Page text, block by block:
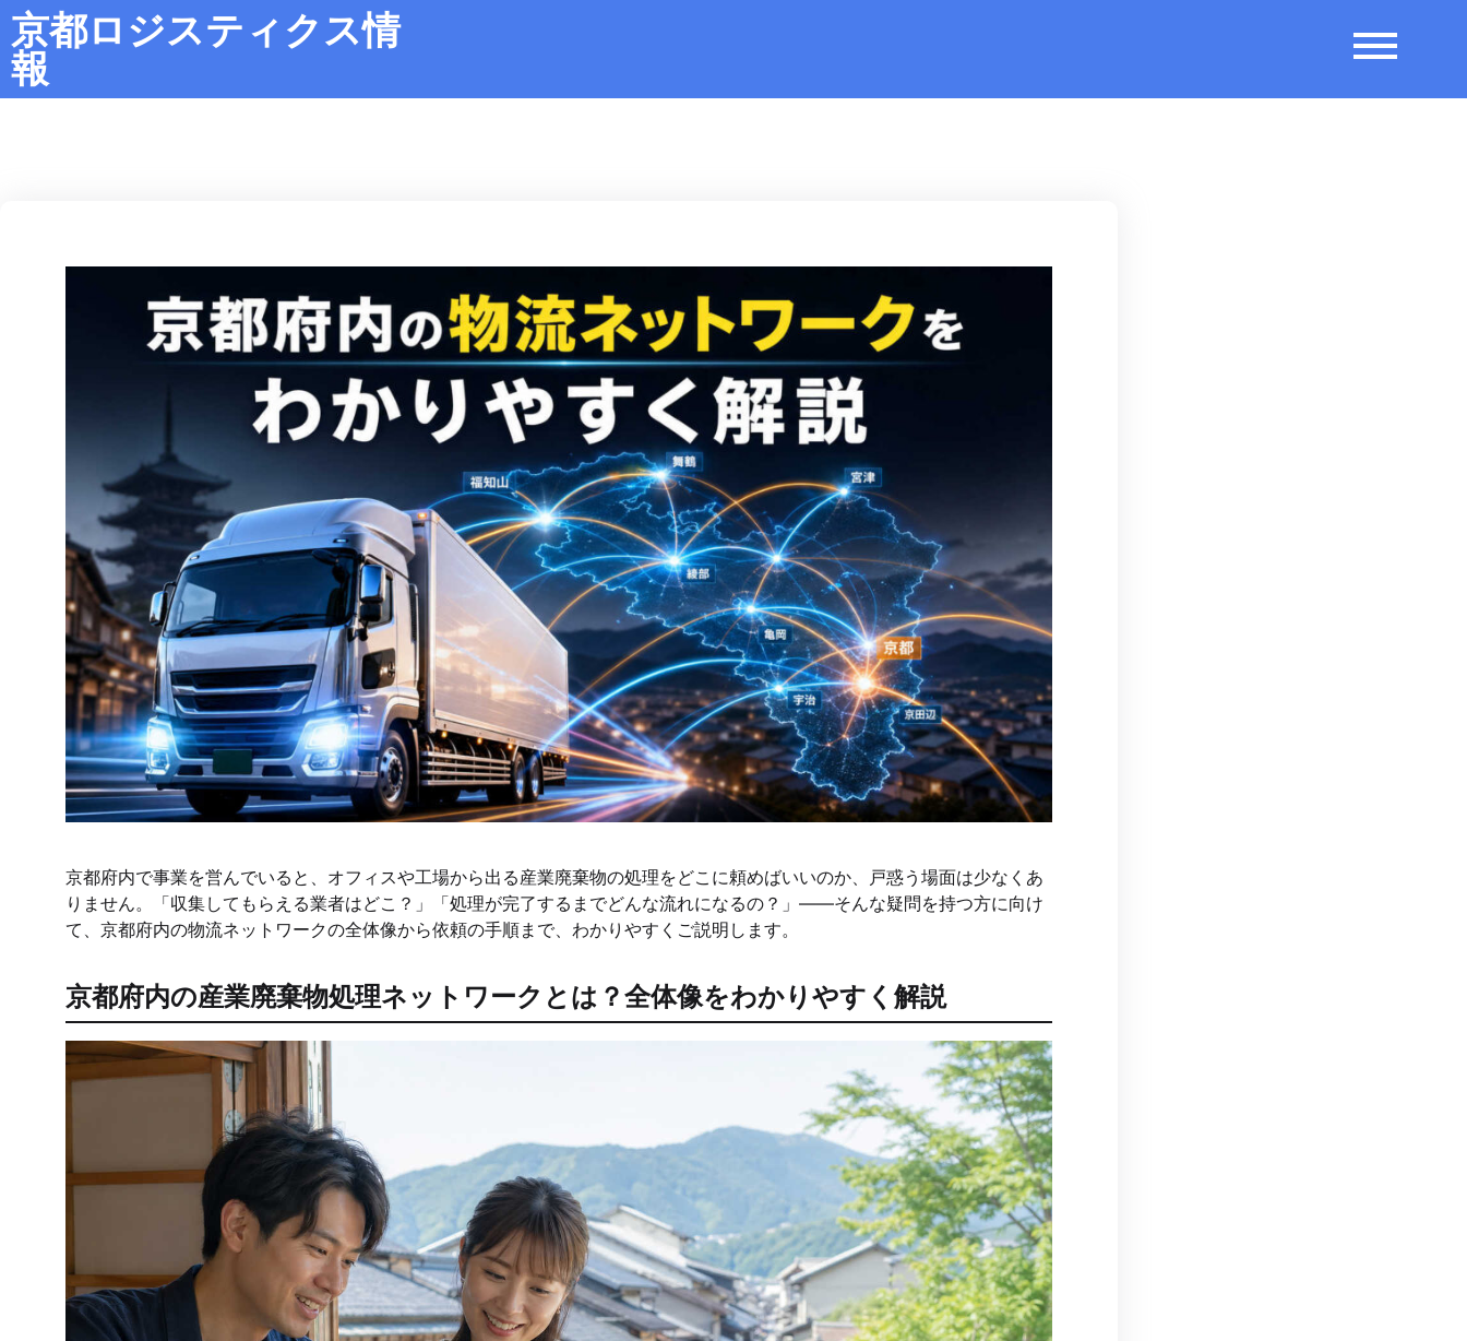
京都ロジスティクス情
報
京都府内で事業を営んでいると、オフィスや工場から出る産業廃棄物の処理をどこに頼めばいいのか、戸惑う場面は少なくあ
りません。「収集してもらえる業者はどこ？」「処理が完了するまでどんな流れになるの？」——そんな疑問を持つ方に向け
て、京都府内の物流ネットワークの全体像から依頼の手順まで、わかりやすくご説明します。
京都府内の産業廃棄物処理ネットワークとは？全体像をわかりやすく解説